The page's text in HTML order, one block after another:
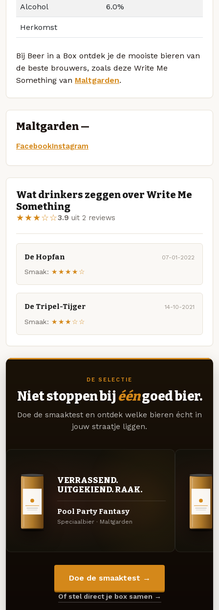
Alcohol 6.0%
Herkomst
Bij Beer in a Box ontdek je de mooiste bieren van
de beste brouwers, zoals deze Write Me
Something van Maltgarden.
Maltgarden —
FacebookInstagram
Wat drinkers zeggen over Write Me
Something
★★★☆☆3.9 uit 2 reviews
De Hopfan 07-01-2022
Smaak: ★★★★☆
De Tripel-Tijger 14-10-2021
Smaak: ★★★☆☆
DE SELECTIE
Niet stoppen bij ééngoed bier.
Doe de smaaktest en ontdek welke bieren écht in
jouw straatje liggen.
VERRASSEND.
UITGEKIEND. RAAK.
Pool Party Fantasy
Speciaalbier · Maltgarden
Doe de smaaktest →
Of stel direct je box samen →